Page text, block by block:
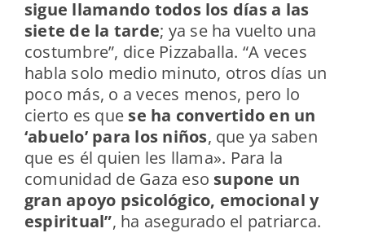
sigue llamando todos los días a las
siete de la tarde; ya se ha vuelto una
costumbre”, dice Pizzaballa. “A veces
habla solo medio minuto, otros días un
poco más, o a veces menos, pero lo
cierto es que se ha convertido en un
‘abuelo’ para los niños, que ya saben
que es él quien les llama». Para la
comunidad de Gaza eso supone un
gran apoyo psicológico, emocional y
espiritual”, ha asegurado el patriarca.